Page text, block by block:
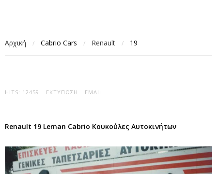
Αρχική / Cabrio Cars / Renault / 19
HITS: 12459 ΕΚΤΎΠΩΣΗ EMAIL
Renault 19 Leman Cabrio Κουκούλες Αυτοκινήτων